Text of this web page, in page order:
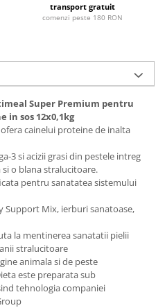
transport gratuit
comenzi peste 180 RON
Super Premium pentru
in sos 12x0,1kg
cainelui proteine de inalta
3 si acizii grasi din pestele intreg
o blana stralucitoare.
pentru sanatatea sistemului
Mix, ierburi sanatoase,
la mentinerea sanatatii pielii
stralucitoare
animala si de peste
este preparata sub
tehnologia companiei